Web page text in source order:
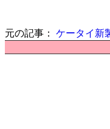
元の記事： ケータイ新